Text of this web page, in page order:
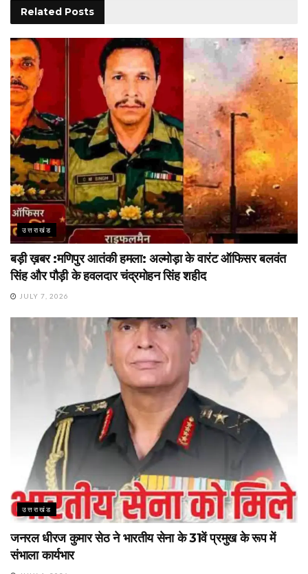
Related Posts
उत्तराखंड
बड़ी ख़बर :मणिपुर आतंकी हमला: अल्मोड़ा के वारंट ऑफिसर बलवंत
सिंह और पौड़ी के हवलदार चंद्रमोहन सिंह शहीद
JULY 7, 2026
उत्तराखंड
जनरल धीरज कुमार सेठ ने भारतीय सेना के 31वें प्रमुख के रूप में
संभाला कार्यभार